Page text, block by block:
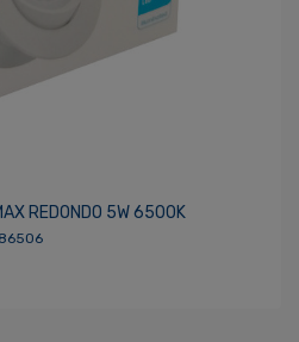
REDONDO 5W 6500K